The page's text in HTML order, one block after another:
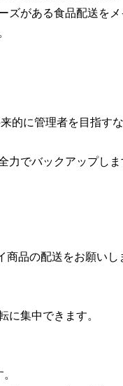
ズがある食品配送をメ
的に管理者を目指すな
力でバックアップしま
品の配送をお願いし
に集中できます。